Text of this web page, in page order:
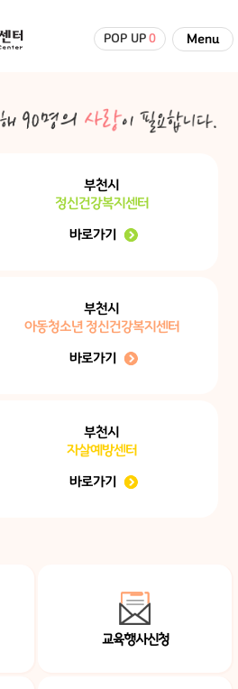
POP UP 0 Menu
부천시
정신건강복지센터
바로가기
부천시
아동청소년 정신건강복지센터
바로가기
부천시
자살예방센터
바로가기
교육행사신청